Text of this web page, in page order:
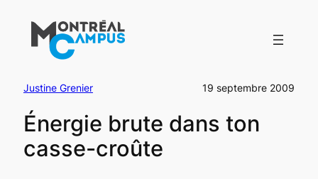
contenu
Justine Grenier 19 septembre 2009
Énergie brute dans ton
casse-croûte